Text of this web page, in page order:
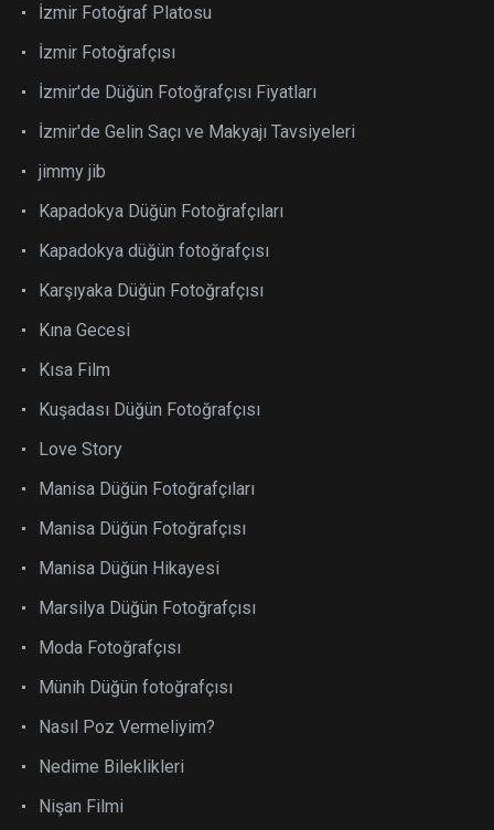
İzmir Fotoğraf Platosu
İzmir Fotoğrafçısı
İzmir'de Düğün Fotoğrafçısı Fiyatları
İzmir'de Gelin Saçı ve Makyajı Tavsiyeleri
jimmy jib
Kapadokya Düğün Fotoğrafçıları
Kapadokya düğün fotoğrafçısı
Karşıyaka Düğün Fotoğrafçısı
Kına Gecesi
Kısa Film
Kuşadası Düğün Fotoğrafçısı
Love Story
Manisa Düğün Fotoğrafçıları
Manisa Düğün Fotoğrafçısı
Manisa Düğün Hikayesi
Marsilya Düğün Fotoğrafçısı
Moda Fotoğrafçısı
Münih Düğün fotoğrafçısı
Nasıl Poz Vermeliyim?
Nedime Bileklikleri
Nişan Filmi